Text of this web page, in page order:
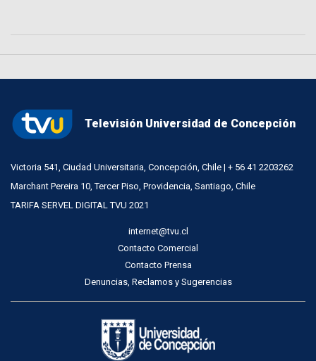
Televisión Universidad de Concepción
Victoria 541, Ciudad Universitaria, Concepción, Chile | + 56 41 2203262
Marchant Pereira 10, Tercer Piso, Providencia, Santiago, Chile
TARIFA SERVEL DIGITAL TVU 2021
internet@tvu.cl
Contacto Comercial
Contacto Prensa
Denuncias, Reclamos y Sugerencias